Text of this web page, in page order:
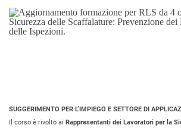
SUGGERIMENTO PER L’IMPIEGO E SETTORE DI
Il corso è rivolto ai Rappresentanti dei Lavoratori per la